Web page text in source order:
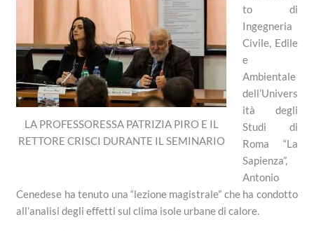
LA PROFESSORESSA PATRIZIA PIRO E IL
RETTORE CRISCI DURANTE IL SEMINARIO
to di
Ingegneria
Civile, Edile
e
Ambientale
dell’Univers
ità degli
Studi di
Roma “La
Sapienza”,
Antonio
Cenedese ha tenuto una “lezione magistrale” che ha condotto
all’analisi degli effetti sul clima isole urbane di calore.